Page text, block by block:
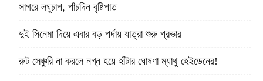
সাগরে লঘুচাপ, পাঁচদিন বৃষ্টিপাত
দুই সিনেমা দিয়ে এবার বড় পর্দায় যাত্রা শুরু প্রভার
রুট সেঞ্চুরি না করলে নগ্ন হয়ে হাঁটার ঘোষণা ম্যাথু হেইডেনের!